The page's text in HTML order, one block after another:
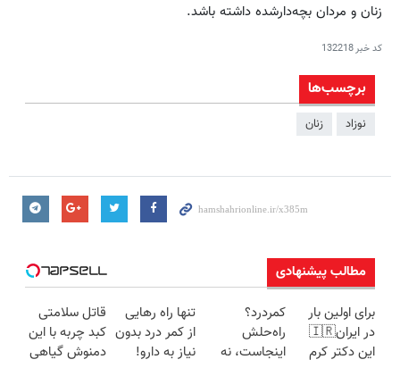
زنان و مردان بچه‌دارشده داشته باشد.
کد خبر132218
برچسب‌ها
نوزاد زنان
مطالب پیشنهادی
برای اولین بار
در ایران🇮🇷
این دکتر کرم
کمردرد؟
راه‌حلش
اینجاست، نه
تنها راه رهایی
از کمر درد بدون
نیاز به دارو!
قاتل سلامتی
کبد چربه با این
دمنوش گیاهی